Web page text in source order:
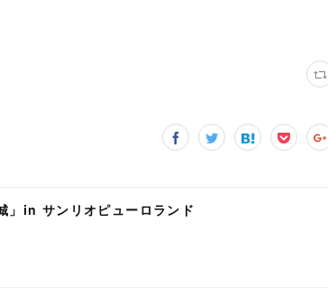
」in サンリオピューロランド